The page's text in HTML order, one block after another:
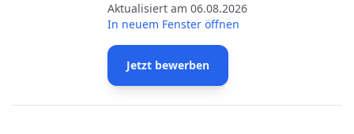
Aktualisiert am 06.08.2026
In neuem Fenster öffnen
Jetzt bewerben